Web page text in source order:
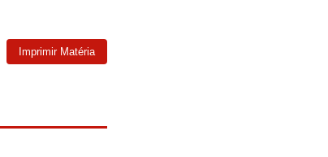
Imprimir Matéria